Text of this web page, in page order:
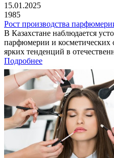
15.01.2025
1985
Рост производства
В Казахстане наблюдается
парфюмерии и косметических
ярких тенденций в
Подробнее